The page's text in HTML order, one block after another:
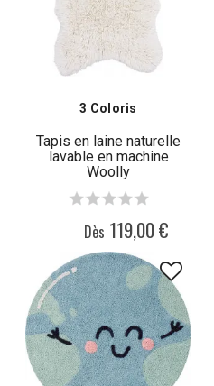
3 Coloris
Tapis en laine naturelle
lavable en machine
Woolly
Dès 119,00 €